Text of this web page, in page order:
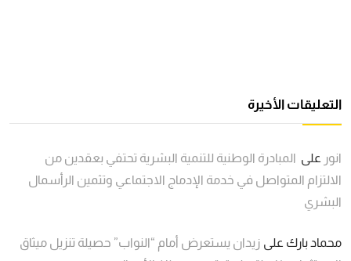
التعليقات الأخيرة
انور على المبادرة الوطنية للتنمية البشرية تحتفي بعقدين من
الالتزام المتواصل في خدمة الإدماج الاجتماعي وتثمين الرأسمال
البشري
محماد بارك على زيدان يستعرض أمام “النواب” حصيلة تنزيل ميثاق